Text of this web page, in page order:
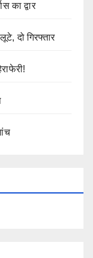
का द्वार
दो गिरफ्तार